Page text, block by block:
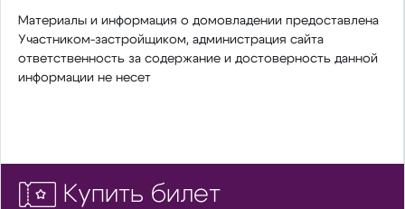
Материалы и информация о домовладении предоставлена
Участником-застройщиком, администрация сайта
ответственность за содержание и достоверность данной
информации не несет
Купить билет